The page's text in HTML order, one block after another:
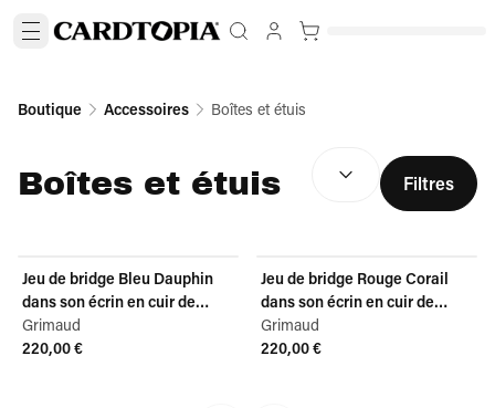
Boutique Accessoires Boîtes et étuis
Boîtes et étuis
TRIER PAR : (facultatif
Filtres
Jeu de bridge Bleu Dauphin
dans son écrin en cuir de
pomme
Grimaud
220,00 €
Jeu de bridge Rouge Corail
dans son écrin en cuir de
pomme
Grimaud
220,00 €